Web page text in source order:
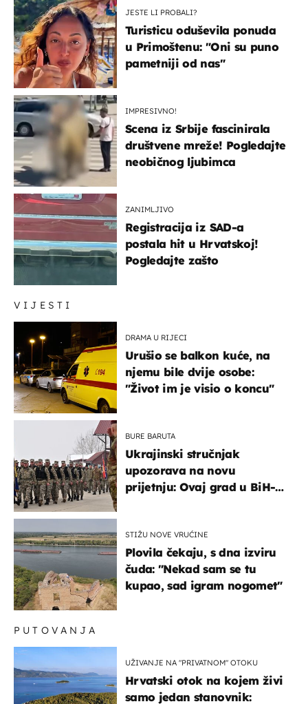
VIJESTI
DRAMA U RIJECI
Urušio se balkon kuće, na
njemu bile dvije osobe:
"Život im je visio o koncu"
BURE BARUTA
Ukrajinski stručnjak
upozorava na novu
prijetnju: Ovaj grad u BiH-u
STIŽU NOVE VRUĆINE
Plovila čekaju, s dna izviru
čuda: "Nekad sam se tu
kupao, sad igram nogomet"
JESTE LI PROBALI?
Turisticu oduševila ponuda
u Primoštenu: "Oni su puno
pametniji od nas"
IMPRESIVNO!
Scena iz Srbije fascinirala
društvene mreže! Pogledajte
neobičnog ljubimca
ZANIMLJIVO
Registracija iz SAD-a
postala hit u Hrvatskoj!
Pogledajte zašto
PUTOVANJA
UŽIVANJE NA "PRIVATNOM" OTOKU
Hrvatski otok na kojem živi
samo jedan stanovnik: